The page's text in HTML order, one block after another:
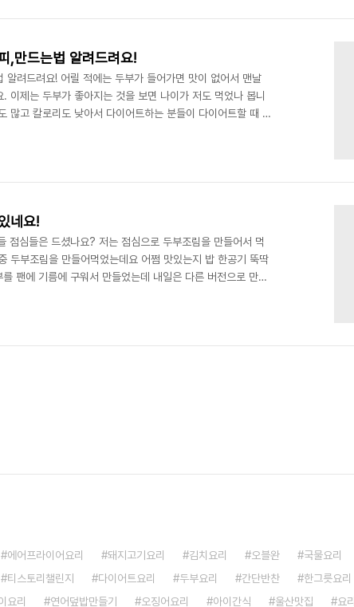
춧가루(작은 2스푼) ​..
,만드는법 알려드려요!
알려드려요! 어릴 적에는 두부가 들어가면 맛이 없어서 맨날
이제는 두부가 좋아지는 것을 보면 나이가 저도 먹었나 봅니
많고 칼로리도 낮아서 다이어트하는 분들이 다이어트할 때 많
맛도 평소에 했던 것보다 참치만 더 들어갔는데 짭짤하면서
부조림 양념장 : 고춧가루 1스푼, 간장 ..
네요!
점심들은 드셨나요? 저는 점심으로 두부조림을 만들어서 먹
두부조림을 만들어먹었는데요 어쩜 맛있는지 밥 한공기 뚝딱
팬에 기름에 구워서 만들었는데 내일은 다른 버전으로 만들
좋은 크기로 잘라서 기름을 넉넉하게 두른 팬에서 구워줍니
졌으면 기름은 따로 버리고 팬에 두부를 놓아..
에어프라이어요리 돼지고기요리 김치요리 오블완
국물요리
티스토리챌린지 다이어트요리 두부요리 간단반찬
한그릇요리
요리 연어덮밥만들기 오징어요리 아이간식 울산맛집 요리